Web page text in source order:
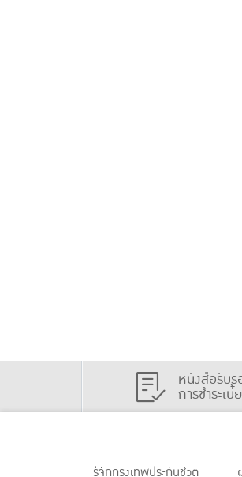
หนังสือรับร
การชำระเบี้
รู้จักกรุงเทพประกันชีวิต